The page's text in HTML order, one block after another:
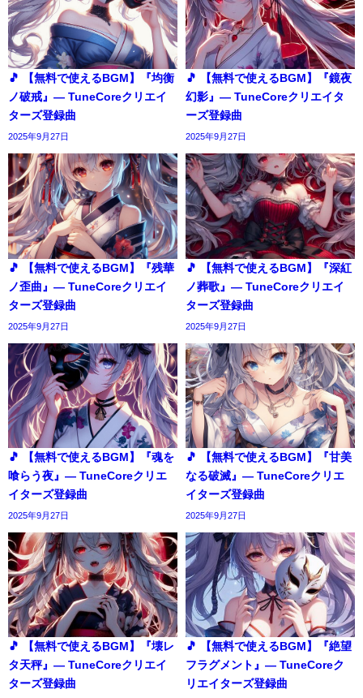
🎵 【無料で使えるBGM】『均衡
ノ破戒』― TuneCoreクリエイ
ターズ登録曲
2025年9月27日
🎵 【無料で使えるBGM】『鏡夜
幻影』― TuneCoreクリエイタ
ーズ登録曲
2025年9月27日
🎵 【無料で使えるBGM】『残華
ノ歪曲』― TuneCoreクリエイ
ターズ登録曲
2025年9月27日
🎵 【無料で使えるBGM】『深紅
ノ葬歌』― TuneCoreクリエイ
ターズ登録曲
2025年9月27日
🎵 【無料で使えるBGM】『魂を
喰らう夜』― TuneCoreクリエ
イターズ登録曲
2025年9月27日
🎵 【無料で使えるBGM】『甘美
なる破滅』― TuneCoreクリエ
イターズ登録曲
2025年9月27日
🎵 【無料で使えるBGM】『壊レ
タ天秤』― TuneCoreクリエイ
ターズ登録曲
🎵 【無料で使えるBGM】『絶望
フラグメント』― TuneCoreク
リエイターズ登録曲